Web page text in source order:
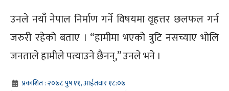
उनले नयाँ नेपाल निर्माण गर्ने विषयमा वृहत्तर छलफल गर्न
जरुरी रहेको बताए । “हामीमा भएको त्रुटि नसच्याए भोलि
जनताले हामीले पत्याउने छैनन्,” उनले भने ।
प्रकाशित : २०७८ पुष ११, आईतवार १८:०७